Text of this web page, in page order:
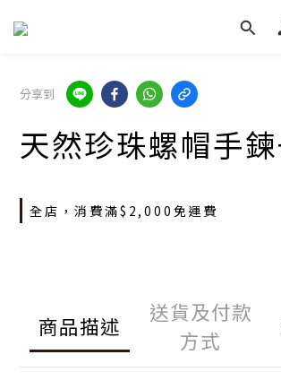
分享到
天然珍珠螺帽手
全店，消費滿$2,000免運費
商品描述
送貨及付款
方式